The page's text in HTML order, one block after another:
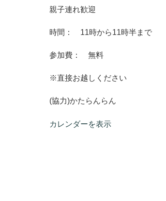
親子連れ歓迎
時間： 11時から11時半まで
参加費： 無料
※直接お越しください
(協力)かたらんらん
カレンダーを表示